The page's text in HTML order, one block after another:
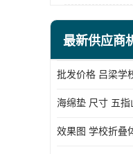
最新供应商
批发价格 吕梁学
海绵垫 尺寸 五
效果图 学校折叠